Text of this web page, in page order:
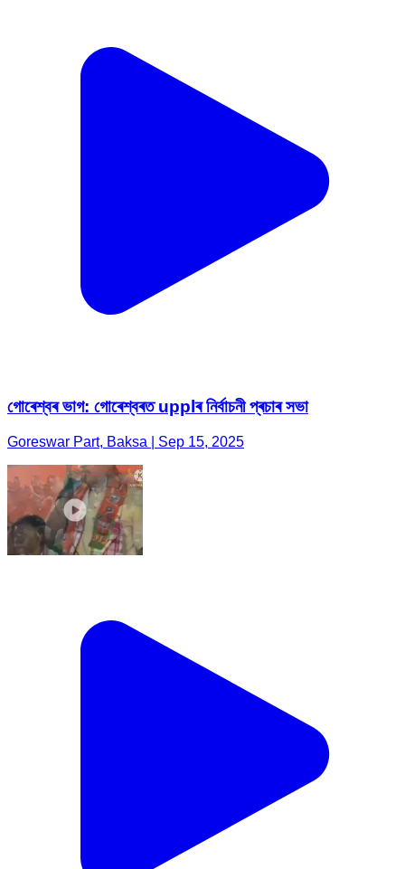
গোৰেশ্বৰ ভাগ: গোৰেশ্বৰত upplৰ নিৰ্বাচনী প্ৰচাৰ সভা
Goreswar Part, Baksa | Sep 15, 2025